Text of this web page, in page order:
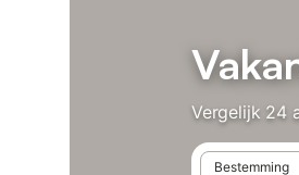
Vergelijk 24
Bestemming